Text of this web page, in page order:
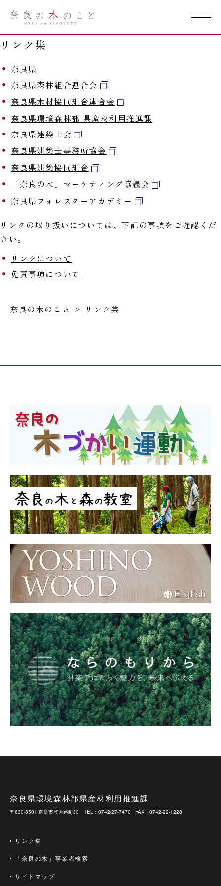
奈良の木のこ
と
リンク集
奈良県
奈良県森林組合連合会
奈良県木材協同組合連合会
奈良県環境森林部 県産材利用推進課
奈良県建築士会
奈良県建築士事務所協会
奈良県建築協同組合
「奈良の木」マーケティング協議会
奈良県フォレスターアカデミー
リンクの取り扱いについては、下記の事項をご確認くだ
さい。
リンクについて
免責事項について
奈良の木のこと > リンク集
奈良県環境森林部県産材利用推進課
〒630-8501 奈良市登大路町30 TEL：0742-27-7470 FAX：0742-22-1228
リンク集
「奈良の木」事業者検索
サイトマップ